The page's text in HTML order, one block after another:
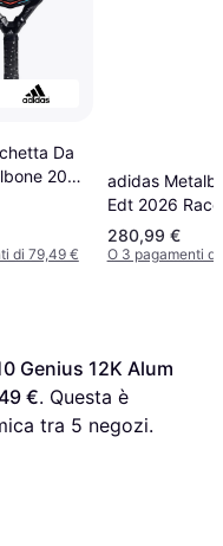
Da
2026
di 79,49 €
adidas
Edt 2026
Padel
280,99 €
O 3 pagamenti
Genius 12K Alum
€. Questa è
tra 5 negozi.